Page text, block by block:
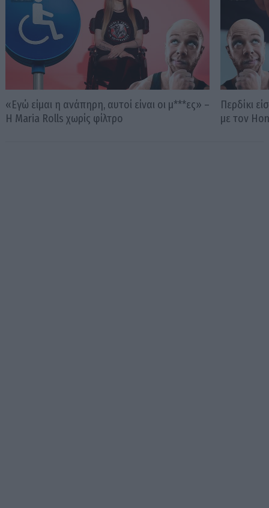
«Εγώ είμαι η ανάπηρη, αυτοί είναι οι μ***ες» –
Η Maria Rolls χωρίς φίλτρο
Περδίκι
με τον